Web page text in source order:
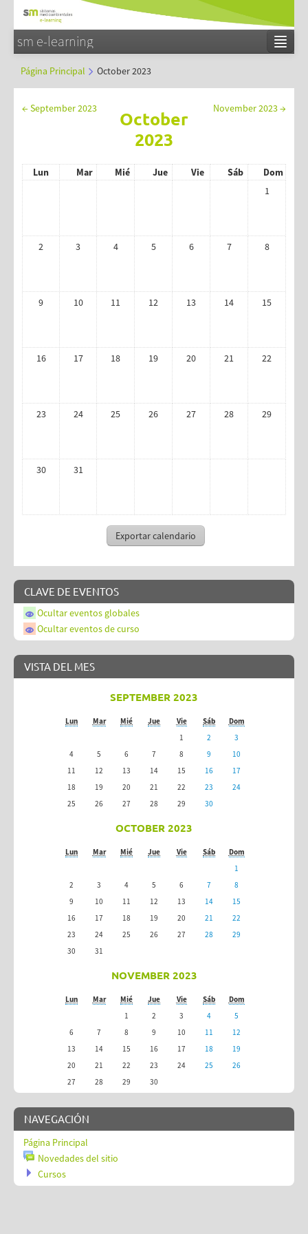
sm e-learning
Español - Internacional (es)
Página Principal October 2023
←September 2023
October
2023
November 2023→
Lun Mar Mié Jue Vie Sáb
Dom
1
2 3 4 5 6 7 8
9 10 11 12 13 14 15
16 17 18 19 20 21 22
23 24 25 26 27 28 29
30 31
CLAVE DE EVENTOS
Ocultar eventos globales
Ocultar eventos de curso
VISTA DEL MES
SEPTEMBER 2023
Lun Mar Mié Jue Vie Sáb
Dom
1
2
3
4
5 6 7 8 9
10
11
12 13 14 15 16
17
18
19 20 21 22 23
24
25
26 27 28 29 30
OCTOBER 2023
Lun Mar Mié Jue Vie Sáb
Dom
1
2
3 4 5 6 7
8
9
10 11 12 13 14
15
16
17 18 19 20 21
22
23
24 25 26 27 28
29
30
31
NOVEMBER 2023
Lun Mar Mié Jue Vie Sáb
Dom
1
2 3 4
5
6
7 8 9 10 11
12
13
14 15 16 17 18
19
20
21 22 23 24 25
26
27
28 29 30
NAVEGACIÓN
Página Principal
Novedades del sitio
Cursos